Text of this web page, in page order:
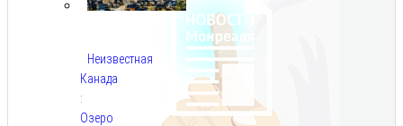
Неизвестная
Канада
:
Озеро